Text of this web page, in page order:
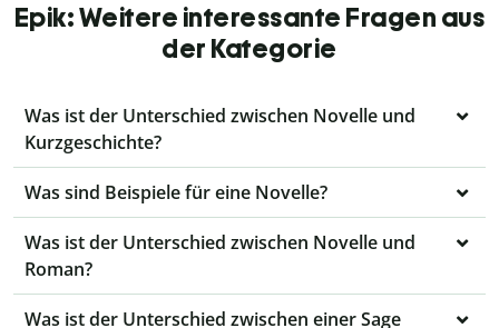
Epik: Weitere interessante Fragen aus
der Kategorie
Was ist der Unterschied zwischen Novelle und
Kurzgeschichte?
Was sind Beispiele für eine Novelle?
Was ist der Unterschied zwischen Novelle und
Roman?
Was ist der Unterschied zwischen einer Sage